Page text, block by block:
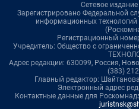
Сетевое
Зарегистрировано Федеральной
информационных
Регистрационный
Учредитель: Общество с
Адрес редакции: 630099, Россия,
(383)
Главный редактор:
Электронный адрес
Контактные данные для